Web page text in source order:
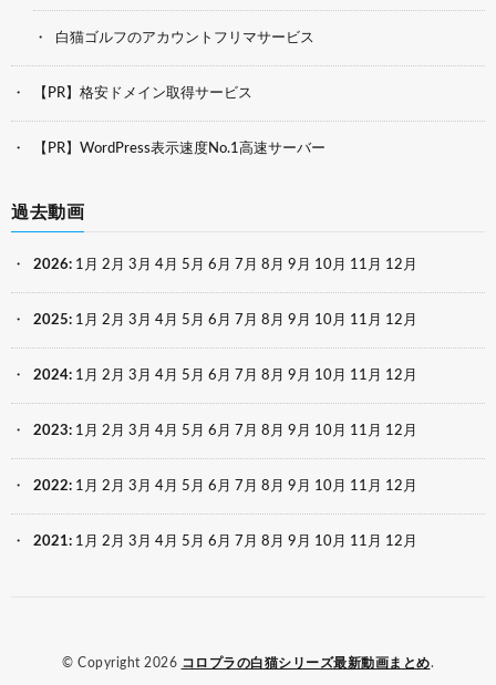
白猫ゴルフのアカウントフリマサービス
【PR】格安ドメイン取得サービス
【PR】WordPress表示速度No.1高速サーバー
過去動画
2026: 1月 2月 3月 4月 5月 6月 7月 8月 9月 10月 11月 12月
2025: 1月 2月 3月 4月 5月 6月 7月 8月 9月 10月 11月 12月
2024: 1月 2月 3月 4月 5月 6月 7月 8月 9月 10月 11月 12月
2023: 1月 2月 3月 4月 5月 6月 7月 8月 9月 10月 11月 12月
2022: 1月 2月 3月 4月 5月 6月 7月 8月 9月 10月 11月 12月
2021: 1月 2月 3月 4月 5月 6月 7月 8月 9月 10月 11月 12月
© Copyright 2026 コロプラの白猫シリーズ最新動画まとめ.